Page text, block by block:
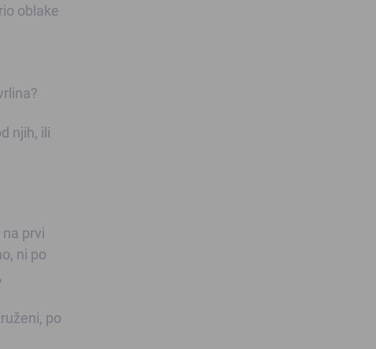
oblake
njih, ili
prvi
ni po
po